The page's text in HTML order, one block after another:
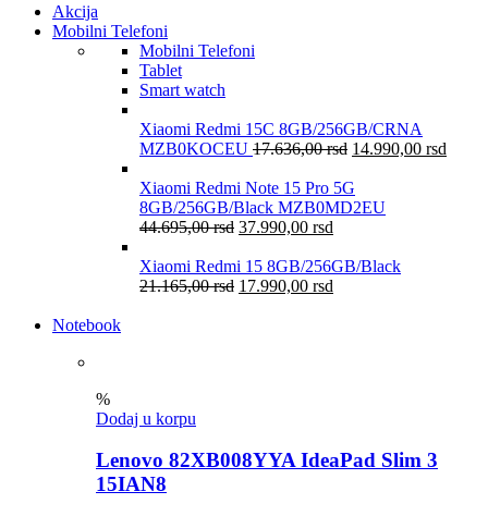
Akcija
Mobilni Telefoni
Mobilni Telefoni
Tablet
Smart watch
Xiaomi Redmi 15C 8GB/256GB/CRNA
MZB0KOCEU 17.636,00rsd 14.990,00 rsd
Xiaomi Redmi Note 15 Pro 5G
8GB/256GB/Black MZB0MD2EU
44.695,00rsd 37.990,00 rsd
Xiaomi Redmi 15 8GB/256GB/Black
21.165,00rsd 17.990,00 rsd
Notebook
%
Dodaj u korpu
Lenovo 82XB008YYA IdeaPad Slim 3
15IAN8